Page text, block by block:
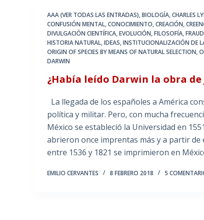
AAA (VER TODAS LAS ENTRADAS),BIOLOGÍA,CHARLES
CONFUSIÓN MENTAL,CONOCIMIENTO,CREACIÓN,
DIVULGACIÓN CIENTÍFICA,EVOLUCIÓN,FILOSOFÍA,
HISTORIA NATURAL,IDEAS,INSTITUCIONALIZACIÓN DE
ORIGIN OF SPECIES BY MEANS OF NATURAL SELECTION,
DARWIN
¿Había leído Darwin la obra de
La llegada de los españoles a América
política y militar. Pero, con mucha
México se estableció la Universidad en
abrieron once imprentas más y a partir
entre 1536 y 1821 se imprimieron en
EMILIO CERVANTES 8 FEBRERO 2018 5